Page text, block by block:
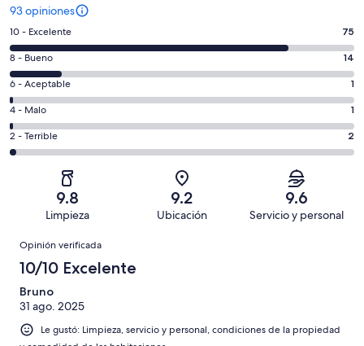
93 opiniones
Puntuación
de
10,
es
decir,
Excelente.
Basada
en
opiniones
10 - Excelente 75
Puntuación
de
8,
es
decir,
Bueno.
Basada
opiniones
8 - Bueno 14
Puntuación
de
6,
es
decir,
Aceptable.
de
opiniones
6 - Aceptable 1
Puntuación
de
4,
Basada
de
opiniones
4 - Malo 1
Puntuación
de
Terrible.
Basada
de
93
opiniones
2 - Terrible 2
9.8
Limpieza
9.2
Ubicación
9.6
Servicio y personal
Opiniones
Opinión verificada
10/10 Excelente
Bruno
31 ago. 2025
Le gustó: Limpieza, servicio y personal, condiciones de la propiedad